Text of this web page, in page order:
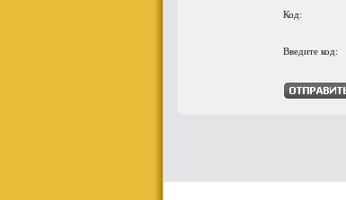
Код:
Введите код: